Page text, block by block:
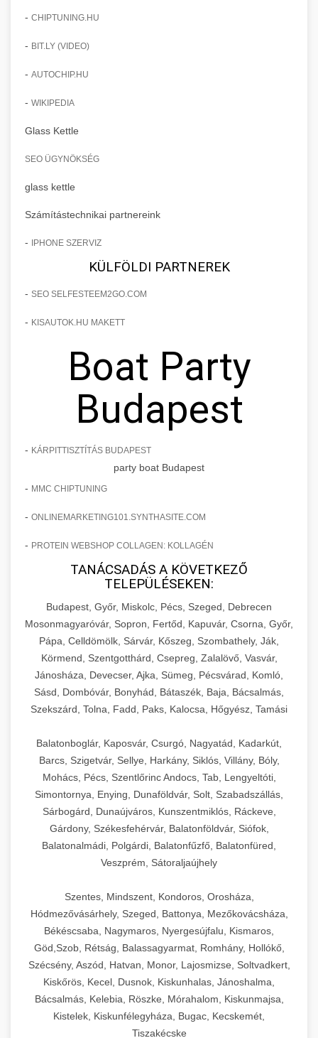
- CHIPTUNING.HU
- BIT.LY (VIDEO)
- AUTOCHIP.HU
- WIKIPEDIA
Glass Kettle
SEO ÜGYNÖKSÉG
glass kettle
Számítástechnikai partnereink
- IPHONE SZERVIZ
KÜLFÖLDI PARTNEREK
- SEO SELFESTEEM2GO.COM
- KISAUTOK.HU MAKETT
Boat Party
Budapest
- KÁRPITTISZTÍTÁS BUDAPEST
party boat Budapest
- MMC CHIPTUNING
- ONLINEMARKETING101.SYNTHASITE.COM
- PROTEIN WEBSHOP COLLAGEN: KOLLAGÉN
TANÁCSADÁS A KÖVETKEZŐ
TELEPÜLÉSEKEN:
Budapest, Győr, Miskolc, Pécs, Szeged, Debrecen
Mosonmagyaróvár, Sopron, Fertőd, Kapuvár, Csorna, Győr,
Pápa, Celldömölk, Sárvár, Kőszeg, Szombathely, Ják,
Körmend, Szentgotthárd, Csepreg, Zalalövő, Vasvár,
Jánosháza, Devecser, Ajka, Sümeg, Pécsvárad, Komló,
Sásd, Dombóvár, Bonyhád, Bátaszék, Baja, Bácsalmás,
Szekszárd, Tolna, Fadd, Paks, Kalocsa, Hőgyész, Tamási
Balatonboglár, Kaposvár, Csurgó, Nagyatád, Kadarkút,
Barcs, Szigetvár, Sellye, Harkány, Siklós, Villány, Bóly,
Mohács, Pécs, Szentlőrinc Andocs, Tab, Lengyeltóti,
Simontornya, Enying, Dunaföldvár, Solt, Szabadszállás,
Sárbogárd, Dunaújváros, Kunszentmiklós, Ráckeve,
Gárdony, Székesfehérvár, Balatonföldvár, Siófok,
Balatonalmádi, Polgárdi, Balatonfűzfő, Balatonfüred,
Veszprém, Sátoraljaújhely
Szentes, Mindszent, Kondoros, Orosháza,
Hódmezővásárhely, Szeged, Battonya, Mezőkovácsháza,
Békéscsaba, Nagymaros, Nyergesújfalu, Kismaros,
Göd,Szob, Rétság, Balassagyarmat, Romhány, Hollókő,
Szécsény, Aszód, Hatvan, Monor, Lajosmizse, Soltvadkert,
Kiskőrös, Kecel, Dusnok, Kiskunhalas, Jánoshalma,
Bácsalmás, Kelebia, Röszke, Mórahalom, Kiskunmajsa,
Kistelek, Kiskunfélegyháza, Bugac, Kecskemét,
Tiszakécske